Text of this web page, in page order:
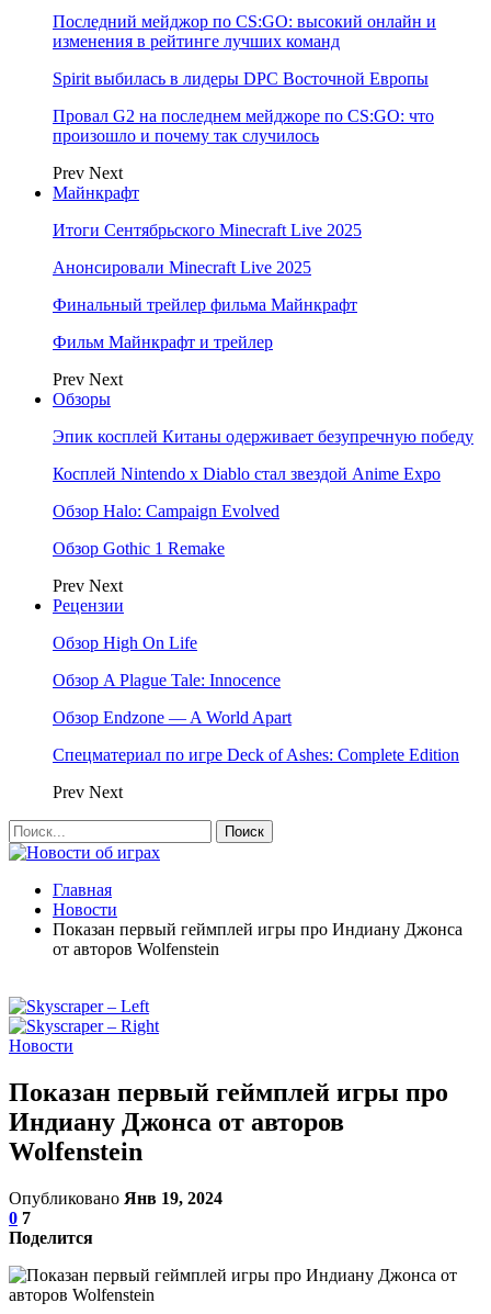
Последний мейджор по CS:GO: высокий онлайн и
изменения в рейтинге лучших команд
Spirit выбилась в лидеры DPC Восточной Европы
Провал G2 на последнем мейджоре по CS:GO: что
произошло и почему так случилось
Prev Next
Майнкрафт
Итоги Сентябрьского Minecraft Live 2025
Анонсировали Minecraft Live 2025
Финальный трейлер фильма Майнкрафт
Фильм Майнкрафт и трейлер
Prev Next
Обзоры
Эпик косплей Китаны одерживает безупречную победу
Косплей Nintendo x Diablo стал звездой Anime Expo
Обзор Halo: Campaign Evolved
Обзор Gothic 1 Remake
Prev Next
Рецензии
Обзор High On Life
Обзор A Plague Tale: Innocence
Обзор Endzone — A World Apart
Спецматериал по игре Deck of Ashes: Complete Edition
Prev Next
Главная
Новости
Показан первый геймплей игры про Индиану Джонса
от авторов Wolfenstein
Новости
Показан первый геймплей игры про
Индиану Джонса от авторов
Wolfenstein
Опубликовано Янв 19, 2024
0 7
Поделится